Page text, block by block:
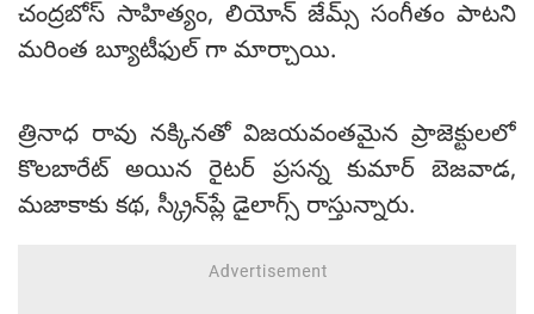
చంద్రబోస్ సాహిత్యం, లియోన్ జేమ్స్ సంగీతం పాటని
మరింత బ్యూటీఫుల్ గా మార్చాయి.
త్రినాధ రావు నక్కినతో విజయవంతమైన ప్రాజెక్టులలో
కొలబారేట్ అయిన రైటర్ ప్రసన్న కుమార్ బెజవాడ,
మజాకాకు కథ, స్క్రీన్‌ప్లే డైలాగ్స్ రాస్తున్నారు.